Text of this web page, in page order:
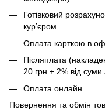
Готівковий
кур’єром.
Оплата карткою в
Післяплата
20 грн + 2% від суми
Оплата онлайн.
Повернення та обмін